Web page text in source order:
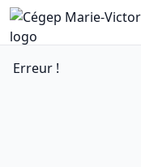
Erreur !